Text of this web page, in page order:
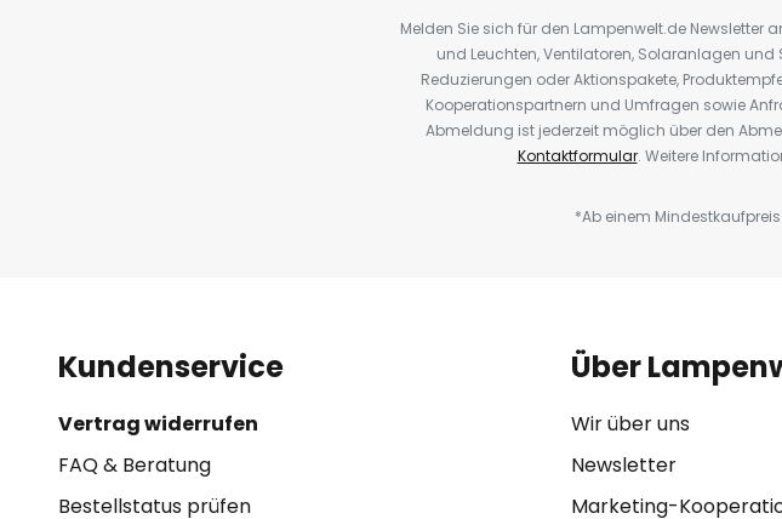
Melden Sie sich für den Lampenwelt.de
und Leuchten, Ventilatoren, Solaranlagen
Reduzierungen oder Aktionspakete,
Kooperationspartnern und Umfragen sowie
Abmeldung ist jederzeit möglich über den
Kontaktformular. Weitere
*Ab einem
Kundenservice
Vertrag widerrufen
FAQ & Beratung
Bestellstatus prüfen
Über
Wir über uns
Newsletter
Marketing-